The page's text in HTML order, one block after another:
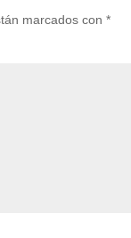
marcados con*